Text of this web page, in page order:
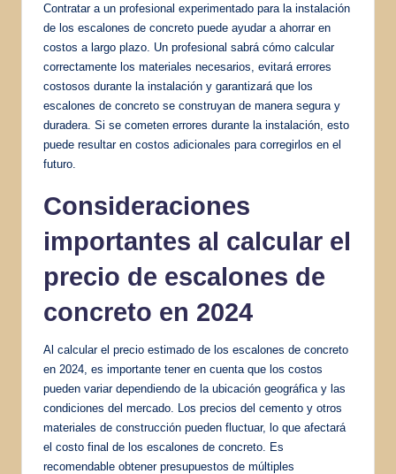
Contratar a un profesional experimentado para la instalación
de los escalones de concreto puede ayudar a ahorrar en
costos a largo plazo. Un profesional sabrá cómo calcular
correctamente los materiales necesarios, evitará errores
costosos durante la instalación y garantizará que los
escalones de concreto se construyan de manera segura y
duradera. Si se cometen errores durante la instalación, esto
puede resultar en costos adicionales para corregirlos en el
futuro.
Consideraciones
importantes al calcular el
precio de escalones de
concreto en 2024
Al calcular el precio estimado de los escalones de concreto
en 2024, es importante tener en cuenta que los costos
pueden variar dependiendo de la ubicación geográfica y las
condiciones del mercado. Los precios del cemento y otros
materiales de construcción pueden fluctuar, lo que afectará
el costo final de los escalones de concreto. Es
recomendable obtener presupuestos de múltiples